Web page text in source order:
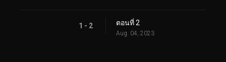
1 - 2 ตอนที่ 2
Aug. 04, 2023